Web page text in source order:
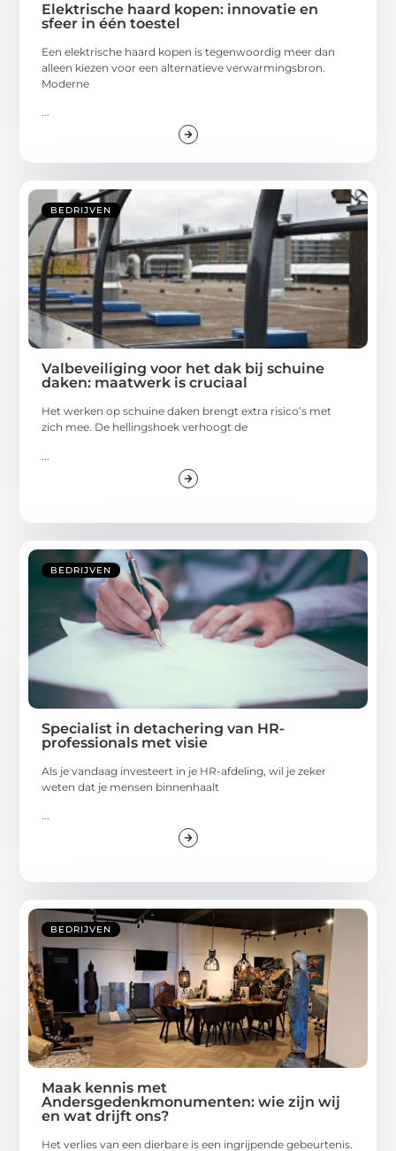
Elektrische haard kopen: innovatie en
sfeer in één toestel
Een elektrische haard kopen is tegenwoordig meer dan
alleen kiezen voor een alternatieve verwarmingsbron.
Moderne
...
BEDRIJVEN
Valbeveiliging voor het dak bij schuine
daken: maatwerk is cruciaal
Het werken op schuine daken brengt extra risico’s met
zich mee. De hellingshoek verhoogt de
BEDRIJVEN
Specialist in detachering van HR-
professionals met visie
Als je vandaag investeert in je HR-afdeling, wil je zeker
weten dat je mensen binnenhaalt
BEDRIJVEN
Maak kennis met
Andersgedenkmonumenten: wie zijn wij
en wat drijft ons?
Het verlies van een dierbare is een ingrijpende gebeurtenis.